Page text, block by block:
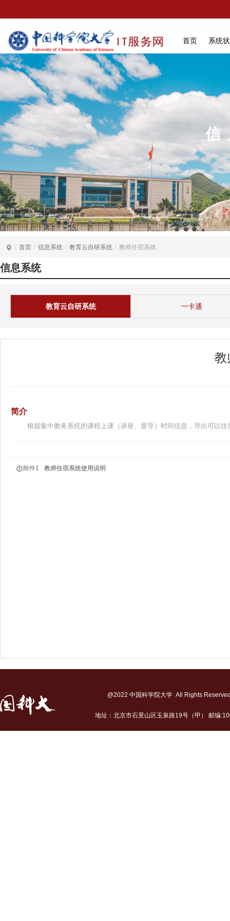
首页 系统
/ 首页 / 信息系统 / 教育云自研系统 / 教师住宿系统
信息系统
教育云自研系统 一卡通
教
简介
根据集中教务系统的课程上课（讲座、督导）时间信息，导出可以
附件1 教师住宿系统使用说明
@2022 中国科学院大学 All Rights
地址：北京市石景山区玉泉路19号（甲） 邮编